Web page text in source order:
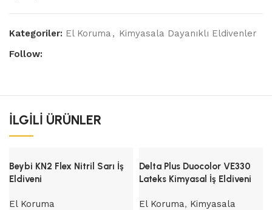
Kategoriler: El Koruma , Kimyasala Dayanıklı Eldivenler
Follow:
İLGILI ÜRÜNLER
Beybi KN2 Flex Nitril Sarı İş
Eldiveni
El Koruma
Delta Plus Duocolor VE330
Lateks Kimyasal İş Eldiveni
El Koruma, Kimyasala